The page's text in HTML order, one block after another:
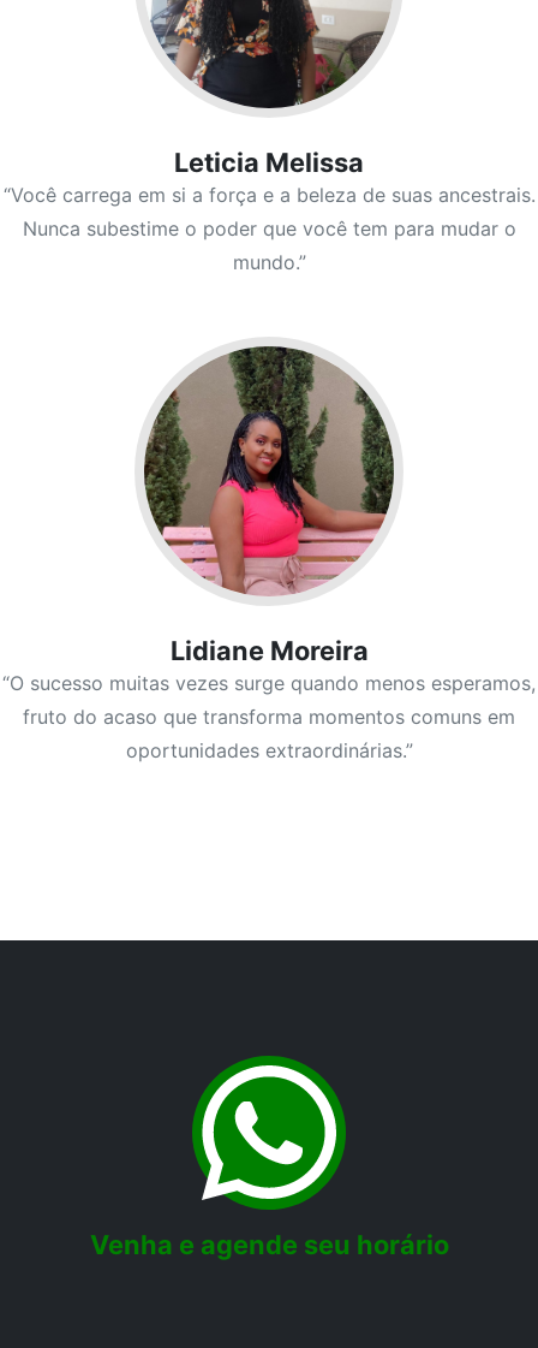
Leticia Melissa
“Você carrega em si a força e a beleza de suas ancestrais.
Nunca subestime o poder que você tem para mudar o
mundo.”
Lidiane Moreira
“O sucesso muitas vezes surge quando menos esperamos,
fruto do acaso que transforma momentos comuns em
oportunidades extraordinárias.”
Venha e agende seu horário